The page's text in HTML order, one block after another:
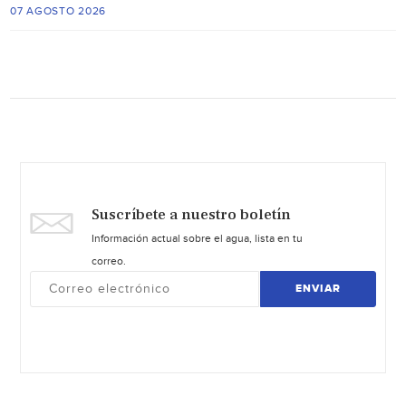
07 AGOSTO 2026
Suscríbete a nuestro boletín
Información actual sobre el agua, lista en tu
correo.
ENVIAR